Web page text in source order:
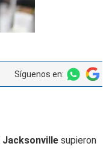
Síguenos en:
Jacksonville supieron